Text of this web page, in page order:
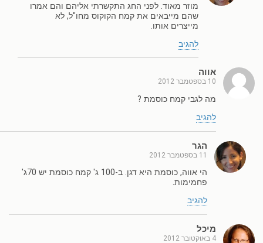
מוזר מאוד. לפני החג התקשרתי אליהם והם אמרו
שהם מייבאים את קמח הקוקוס מחו"ל, לא
מייצרים אותו.
להגיב
אווה
10 בספטמבר 2012
מה לגבי קמח כוסמת ?
להגיב
הגר
11 בספטמבר 2012
הי אווה, כוסמת היא דגן. ב-100 ג' קמח כוסמת יש 70ג'
פחמימות.
להגיב
מיכל
4 באוקטובר 2012